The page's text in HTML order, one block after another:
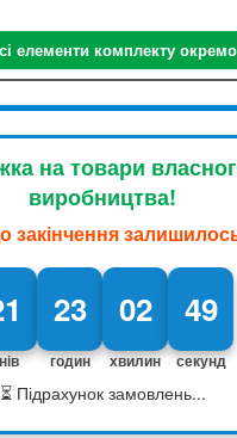
елементи комплекту окремо
на товари
виробництва!
закінчення
23
годин
02
хвилин
48
секунд
⏳ Підрахунок замовлень...